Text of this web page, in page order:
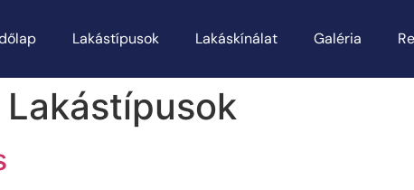
Lakástípusok Lakáskínálat Galéria
Lakástípusok